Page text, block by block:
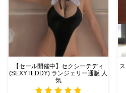
【セール開催中】セクシーテディ
(SEXYTEDDY) ランジェリー通販 人
気